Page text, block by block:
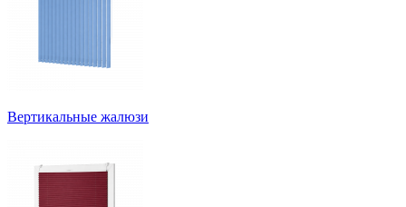
Вертикальные жалюзи